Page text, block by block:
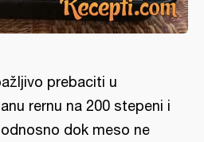
prebaciti u
rernu na 200 stepeni i
dok meso ne